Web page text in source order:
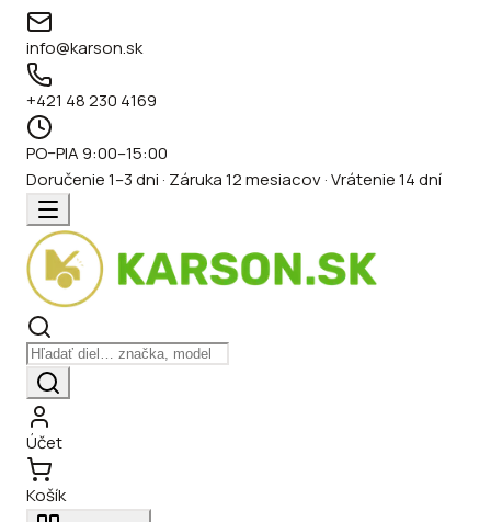
info@karson.sk
+421 48 230 4169
PO–PIA 9:00–15:00
Doručenie 1–3 dni · Záruka 12 mesiacov · Vrátenie 14 dní
Účet
Košík